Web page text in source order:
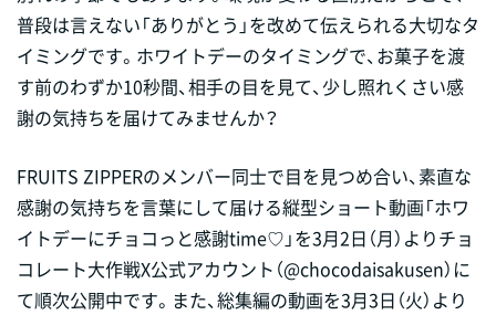
普段は言えない「ありがとう」を改めて伝えられる大切なタ
イミングです。ホワイトデーのタイミングで、お菓子を渡
す前のわずか10秒間、相手の目を見て、少し照れくさい感
謝の気持ちを届けてみませんか？
FRUITS ZIPPERのメンバー同士で目を見つめ合い、素直な
感謝の気持ちを言葉にして届ける縦型ショート動画「ホワ
イトデーにチョコっと感謝time♡」を3月2日（月）よりチョ
コレート大作戦X公式アカウント（@chocodaisakusen）に
て順次公開中です。また、総集編の動画を3月3日（火）より